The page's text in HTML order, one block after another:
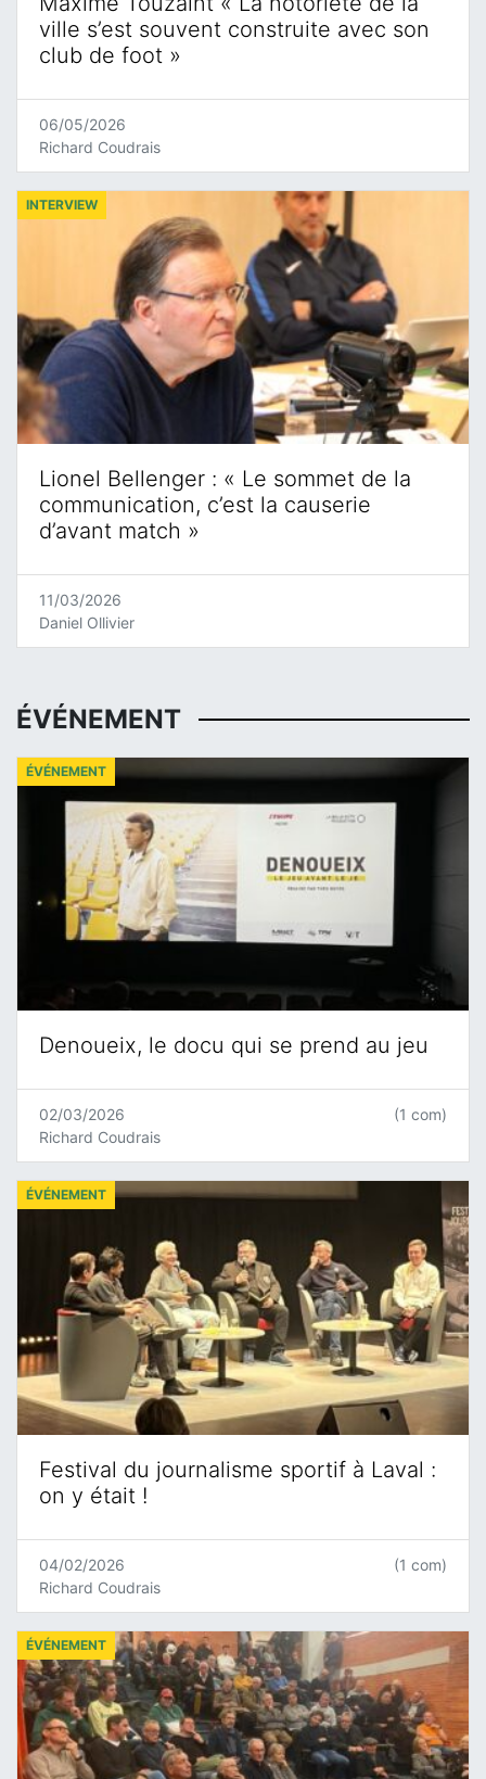
ville s’est souvent construite avec son
club de foot »
06/05/2026
Richard Coudrais
Lionel Bellenger : « Le sommet de la
communication, c’est la causerie
d’avant match »
INTERVIEW
11/03/2026
Daniel Ollivier
ÉVÉNEMENT
Denoueix, le docu qui se prend au jeu
ÉVÉNEMENT
02/03/2026
Richard Coudrais
(1 com)
Festival du journalisme sportif à Laval :
on y était !
ÉVÉNEMENT
04/02/2026
Richard Coudrais
(1 com)
ÉVÉNEMENT